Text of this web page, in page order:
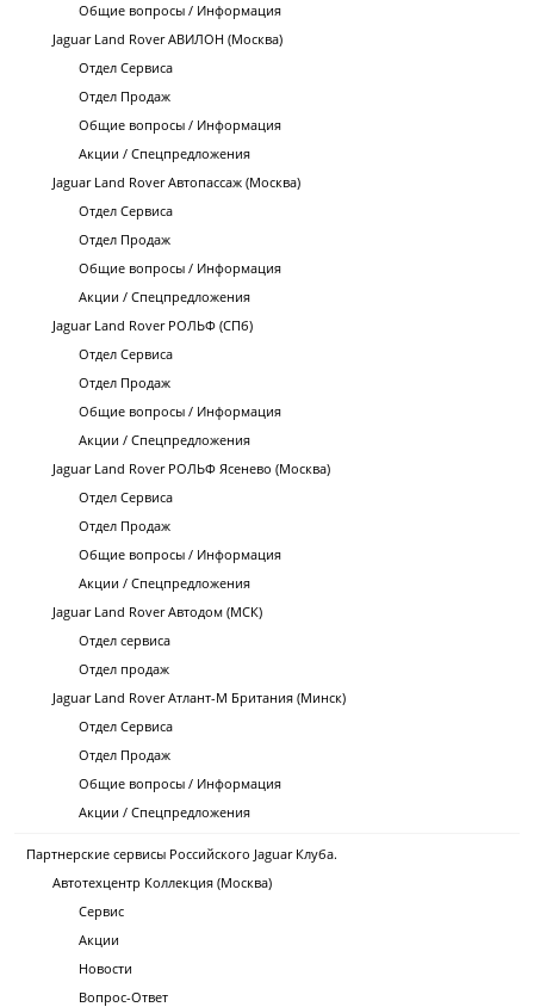
Общие вопросы / Информация
Jaguar Land Rover АВИЛОН (Москва)
Отдел Сервиса
Отдел Продаж
Общие вопросы / Информация
Акции / Спецпредложения
Jaguar Land Rover Автопассаж (Москва)
Отдел Сервиса
Отдел Продаж
Общие вопросы / Информация
Акции / Спецпредложения
Jaguar Land Rover РОЛЬФ (СПб)
Отдел Сервиса
Отдел Продаж
Общие вопросы / Информация
Акции / Спецпредложения
Jaguar Land Rover РОЛЬФ Ясенево (Москва)
Отдел Сервиса
Отдел Продаж
Общие вопросы / Информация
Акции / Спецпредложения
Jaguar Land Rover Автодом (МСК)
Отдел сервиса
Отдел продаж
Jaguar Land Rover Атлант-М Британия (Минск)
Отдел Сервиса
Отдел Продаж
Общие вопросы / Информация
Акции / Спецпредложения
Партнерские сервисы Российского Jaguar Клуба.
Автотехцентр Коллекция (Москва)
Сервис
Акции
Новости
Вопрос-Ответ